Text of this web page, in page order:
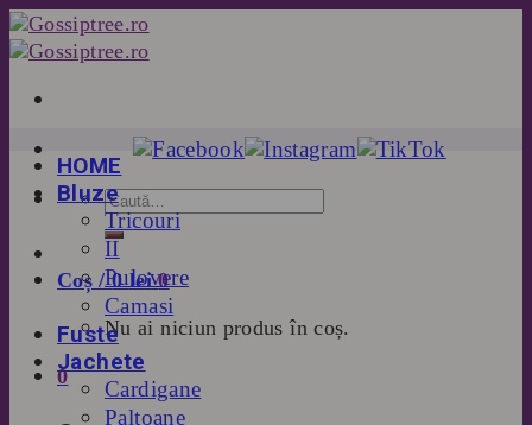
Skip
to
Coș /0lei 0
Nu ai niciun produs în coș.
0
HOME
Bluze
Tricouri
II
Pulovere
Camasi
Fuste
Jachete
Cardigane
Paltoane